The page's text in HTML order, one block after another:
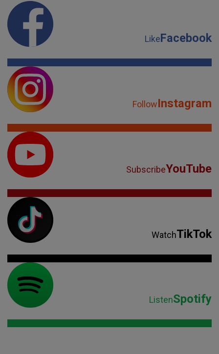
LikeFacebook
FollowInstagram
SubscribeYouTube
WatchTikTok
ListenSpotify